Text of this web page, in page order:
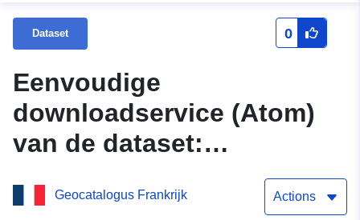
Dataset 0
Eenvoudige
downloadservice (Atom)
van de dataset:
Toepassingsgebied van
het nieuwe nationale
Geocatalogus Frankrijk Actions